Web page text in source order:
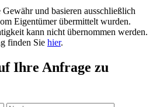
und basieren ausschließlich
Eigentümer übermittelt wurden.
kann nicht übernommen werden.
finden Sie hier.
Ihre Anfrage zu